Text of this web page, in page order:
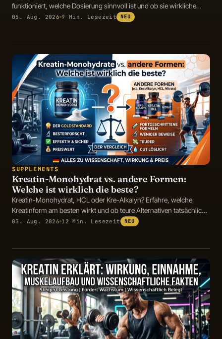
funktioniert, welche Dosierung sinnvoll ist und ob sie wirkliche
Vorteile bietet.
05. Aug. 2026 9 Min. Lesezeit NEU
SUPPLEMENTS
Kreatin-Monohydrat vs. andere Formen:
Welche ist wirklich die beste?
Kreatin-Monohydrat, HCL oder Kre-Alkalyn? Erfahre, welche
Kreatinform am besten wirkt und ob teure Alternativen tatsächlich
Vorteile bieten.
03. Aug. 2026 12 Min. Lesezeit NEU